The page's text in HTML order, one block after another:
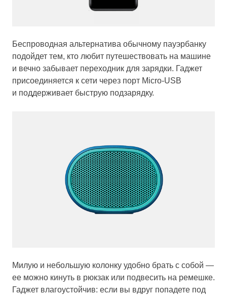
Беспроводная альтернатива обычному пауэрбанку
подойдет тем, кто любит путешествовать на машине
и вечно забывает переходник для зарядки. Гаджет
присоединяется к сети через порт Micro-USB
и поддерживает быструю подзарядку.
Милую и небольшую колонку удобно брать с собой —
ее можно кинуть в рюкзак или подвесить на ремешке.
Гаджет влагоустойчив: если вы вдруг попадете под